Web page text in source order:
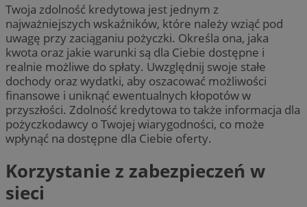
Twoja zdolność kredytowa jest jednym z
najważniejszych wskaźników, które należy wziąć pod
uwagę przy zaciąganiu pożyczki. Określa ona, jaka
kwota oraz jakie warunki są dla Ciebie dostępne i
realnie możliwe do spłaty. Uwzględnij swoje stałe
dochody oraz wydatki, aby oszacować możliwości
finansowe i uniknąć ewentualnych kłopotów w
przyszłości. Zdolność kredytowa to także informacja dla
pożyczkodawcy o Twojej wiarygodności, co może
wpłynąć na dostępne dla Ciebie oferty.
Korzystanie z zabezpieczeń w
sieci